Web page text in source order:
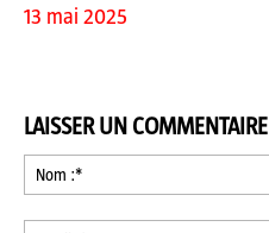
13 mai 2025
LAISSER UN COMMENTAIRE